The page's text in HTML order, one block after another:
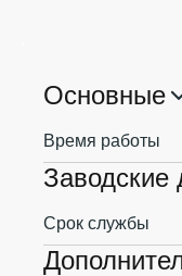
Основные
Время работы
Заводские
Срок службы